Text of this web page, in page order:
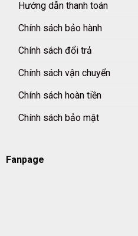
Hướng dẫn thanh toán
Chính sách bảo hành
Chính sách đổi trả
Chính sách vận chuyển
Chính sách hoàn tiền
Chính sách bảo mật
Fanpage